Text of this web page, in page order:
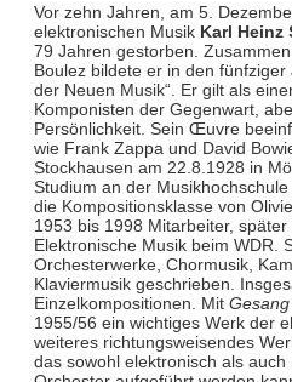
Vor zehn Jahren, am 5.
elektronischen Musik Karl Heinz
79 Jahren gestorben.
Boulez bildete er in den fünfziger
der Neuen Musik“. Er gilt als
Komponisten der Gegenwart,
Persönlichkeit. Sein Œuvre
wie Frank Zappa und David
Stockhausen am 22.8.1928 in
Studium an der
die Kompositionsklasse von
1953 bis 1998 Mitarbeiter,
Elektronische Musik beim WDR.
Orchesterwerke, Chormusik,
Klaviermusik geschrieben.
Einzelkompositionen. Mit
1955/56 ein wichtiges Werk der
weiteres richtungsweisendes
das sowohl elektronisch als